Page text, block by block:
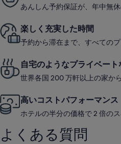
あんしん予約保証が、年中無
楽しく充実した時間
予約から滞在まで、すべての
自宅のようなプライベート
世界各国 200 万軒以上の家か
高いコストパフォーマンス
ホテルの半分の価格で 2 倍の
よくある質問